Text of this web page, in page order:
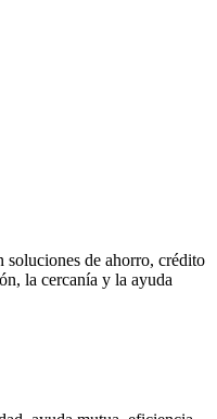
soluciones de ahorro, crédito
la cercanía y la ayuda